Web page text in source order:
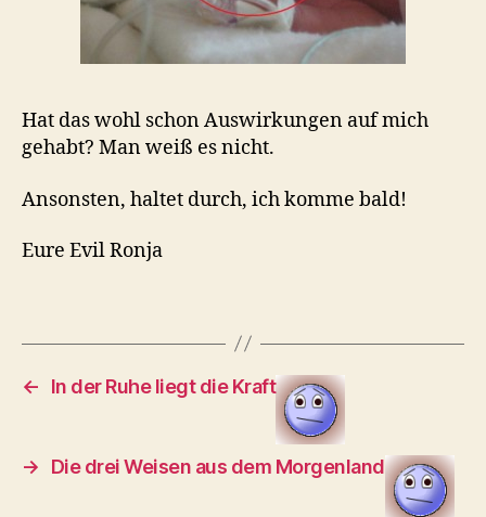
Hat das wohl schon Auswirkungen auf mich
gehabt? Man weiß es nicht.
Ansonsten, haltet durch, ich komme bald!
Eure Evil Ronja
← In der Ruhe liegt die Kraft
→ Die drei Weisen aus dem Morgenland